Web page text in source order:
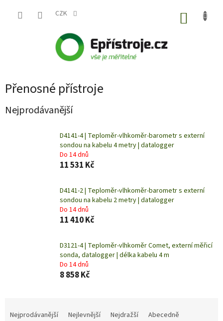
CZK
Přenosné přístroje
Nejprodávanější
D4141-4 | Teploměr-vlhkoměr-barometr s externí
sondou na kabelu 4 metry | datalogger
Do 14 dnů
11 531 Kč
D4141-2 | Teploměr-vlhkoměr-barometr s externí
sondou na kabelu 2 metry | datalogger
Do 14 dnů
11 410 Kč
D3121-4 | Teploměr-vlhkoměr Comet, externí měřicí
sonda, datalogger | délka kabelu 4 m
Do 14 dnů
8 858 Kč
Nejprodávanější Nejlevnější Nejdražší Abecedně